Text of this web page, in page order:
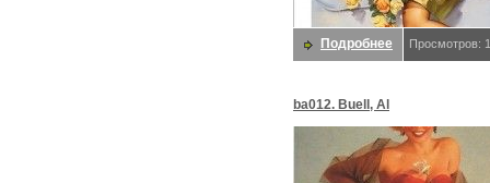
Подробнее Просмотров:
ba012. Buell, Al